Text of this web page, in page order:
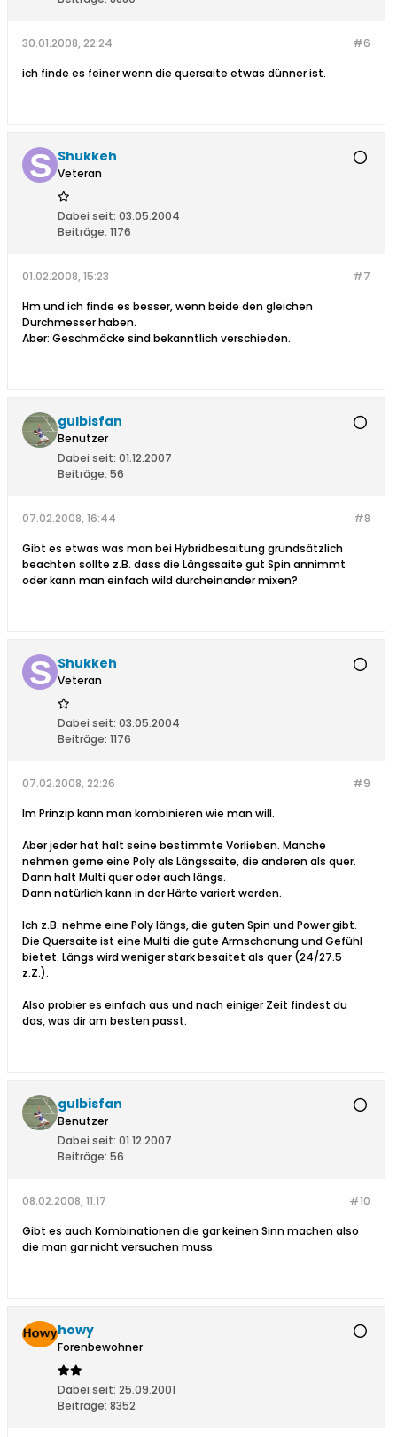
#6
30.01.2008, 22:24
ich finde es feiner wenn die quersaite etwas dünner ist.
Shukkeh
Veteran
Dabei seit: 03.05.2004
Beiträge: 1176
#7
01.02.2008, 15:23
Hm und ich finde es besser, wenn beide den gleichen
Durchmesser haben.
Aber: Geschmäcke sind bekanntlich verschieden.
gulbisfan
Benutzer
Dabei seit: 01.12.2007
Beiträge: 56
#8
07.02.2008, 16:44
Gibt es etwas was man bei Hybridbesaitung grundsätzlich
beachten sollte z.B. dass die Längssaite gut Spin annimmt
oder kann man einfach wild durcheinander mixen?
Shukkeh
Veteran
Dabei seit: 03.05.2004
Beiträge: 1176
#9
07.02.2008, 22:26
Im Prinzip kann man kombinieren wie man will.
Aber jeder hat halt seine bestimmte Vorlieben. Manche
nehmen gerne eine Poly als Längssaite, die anderen als quer.
Dann halt Multi quer oder auch längs.
Dann natürlich kann in der Härte variert werden.
Ich z.B. nehme eine Poly längs, die guten Spin und Power gibt.
Die Quersaite ist eine Multi die gute Armschonung und Gefühl
bietet. Längs wird weniger stark besaitet als quer (24/27.5
z.Z.).
Also probier es einfach aus und nach einiger Zeit findest du
das, was dir am besten passt.
gulbisfan
Benutzer
Dabei seit: 01.12.2007
Beiträge: 56
#10
08.02.2008, 11:17
Gibt es auch Kombinationen die gar keinen Sinn machen also
die man gar nicht versuchen muss.
howy
Forenbewohner
Dabei seit: 25.09.2001
Beiträge: 8352